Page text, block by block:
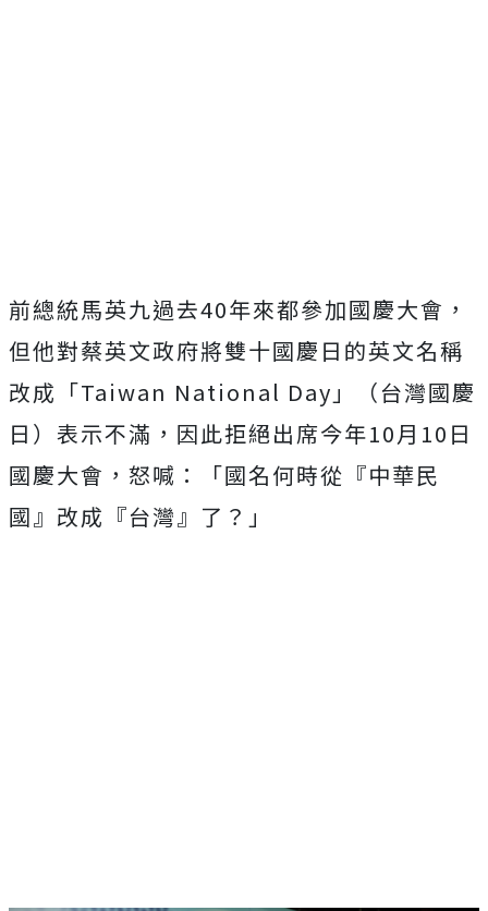
前總統馬英九過去40年來都參加國慶大會，
但他對蔡英文政府將雙十國慶日的英文名稱
改成「Taiwan National Day」（台灣國慶
日）表示不滿，因此拒絕出席今年10月10日
國慶大會，怒喊：「國名何時從『中華民
國』改成『台灣』了？」